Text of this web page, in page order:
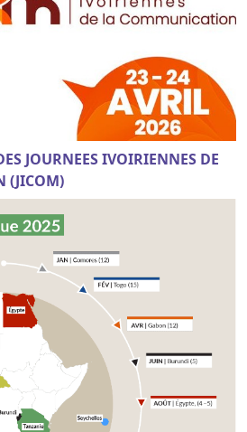
JOURNEES IVOIRIENNES DE
(JICOM)